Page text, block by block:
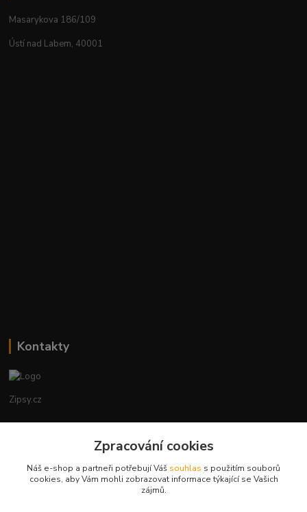
Masarykova 186/109
Ústí nad Labem, 40001
Kontakty
Zipsy.cz
+420774877333
obchod@zipsy.cz
Zpracování cookies
Náš e-shop a partneři potřebují Váš souhlas s použitím souborů
cookies, aby Vám mohli zobrazovat informace týkající se Vašich
zájmů.